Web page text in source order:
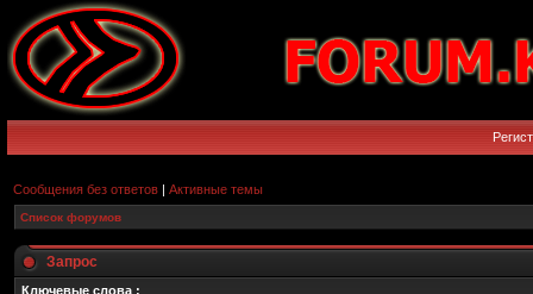
Сообщения без ответов | Активные темы
Список форумов
Запрос
Ключевые слова :